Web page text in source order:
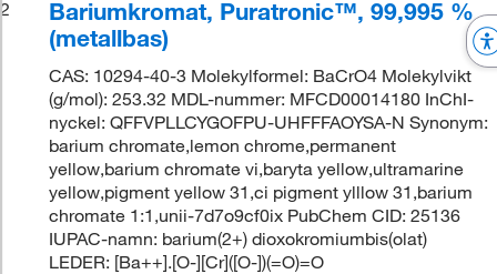
2
Bariumkromat, Puratronic™, 99,995 %
(metallbas)
CAS: 10294-40-3 Molekylformel: BaCrO4 Molekylvikt
(g/mol): 253.32 MDL-nummer: MFCD00014180 InChI-
nyckel: QFFVPLLCYGOFPU-UHFFFAOYSA-N Synonym:
barium chromate,lemon chrome,permanent
yellow,barium chromate vi,baryta yellow,ultramarine
yellow,pigment yellow 31,ci pigment ylllow 31,barium
chromate 1:1,unii-7d7o9cf0ix PubChem CID: 25136
IUPAC-namn: barium(2+) dioxokromiumbis(olat)
LEDER: [Ba++].[O-][Cr]([O-])(=O)=O